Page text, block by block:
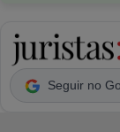
Seguir no